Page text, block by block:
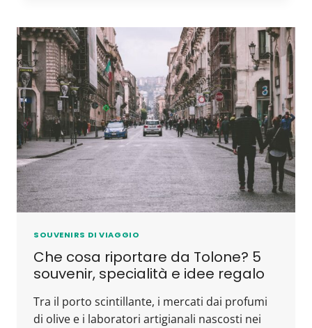
SOUVENIRS DI VIAGGIO
Che cosa riportare da Tolone? 5
souvenir, specialità e idee regalo
Tra il porto scintillante, i mercati dai profumi
di olive e i laboratori artigianali nascosti nei